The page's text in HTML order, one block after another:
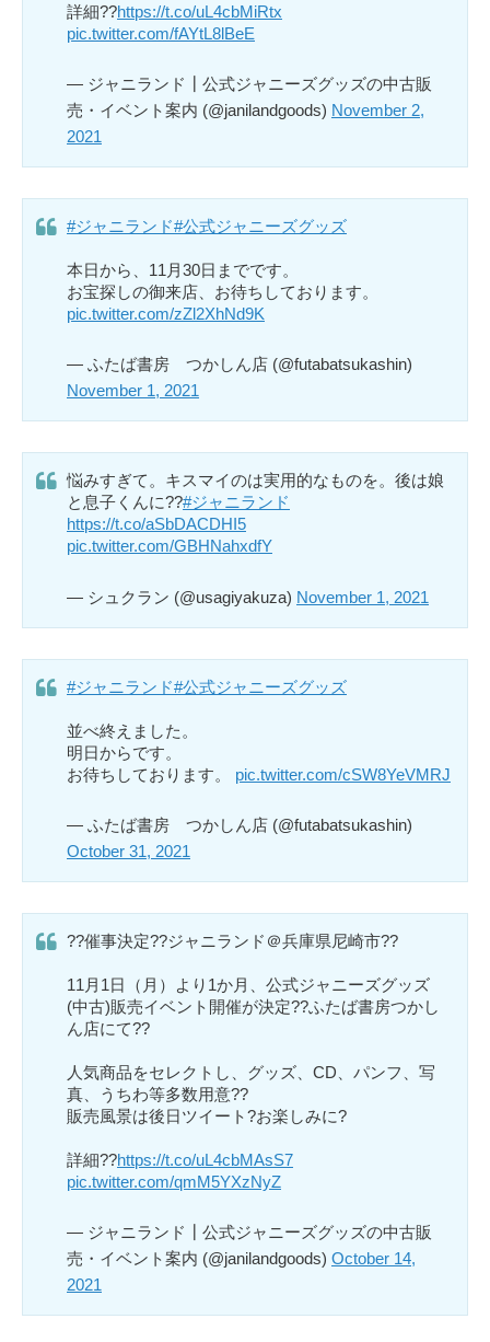
詳細??https://t.co/uL4cbMiRtx
pic.twitter.com/fAYtL8lBeE
— ジャニランド┃公式ジャニーズグッズの中古販
売・イベント案内 (@janilandgoods) November 2,
2021
#ジャニランド#公式ジャニーズグッズ
本日から、11月30日までです。
お宝探しの御来店、お待ちしております。
pic.twitter.com/zZl2XhNd9K
— ふたば書房 つかしん店 (@futabatsukashin)
November 1, 2021
悩みすぎて。キスマイのは実用的なものを。後は娘
と息子くんに??#ジャニランド
https://t.co/aSbDACDHI5
pic.twitter.com/GBHNahxdfY
— シュクラン (@usagiyakuza) November 1, 2021
#ジャニランド#公式ジャニーズグッズ
並べ終えました。
明日からです。
お待ちしております。 pic.twitter.com/cSW8YeVMRJ
— ふたば書房 つかしん店 (@futabatsukashin)
October 31, 2021
??催事決定??ジャニランド＠兵庫県尼崎市??
11月1日（月）より1か月、公式ジャニーズグッズ
(中古)販売イベント開催が決定??ふたば書房つかし
ん店にて??
人気商品をセレクトし、グッズ、CD、パンフ、写
真、うちわ等多数用意??
販売風景は後日ツイート?お楽しみに?
詳細??https://t.co/uL4cbMAsS7
pic.twitter.com/qmM5YXzNyZ
— ジャニランド┃公式ジャニーズグッズの中古販
売・イベント案内 (@janilandgoods) October 14,
2021